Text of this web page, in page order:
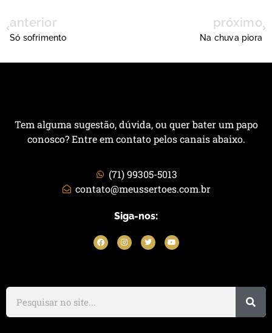
anterior
Só sofrimento
próximo
Na chuva piora
Tem alguma sugestão, dúvida, ou quer bater um papo
conosco? Entre em contato pelos canais abaixo.
(71) 99305-5013
contato@meussertoes.com.br
Siga-nos: